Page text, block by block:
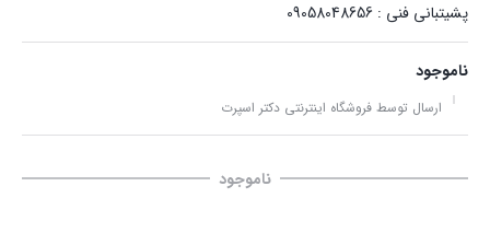
پشیتبانی فنی : 09058048656
ناموجود
ارسال توسط فروشگاه اینترنتی دکتر اسپرت
ناموجود